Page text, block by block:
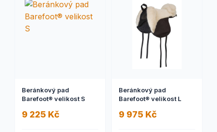
Beránkový pad
Barefoot® velikost S
9 225 Kč
Beránkový pad
Barefoot® velikost L
9 975 Kč